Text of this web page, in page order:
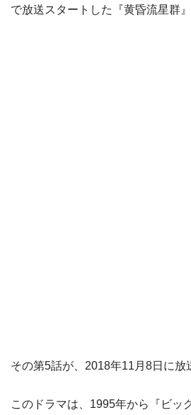
で放送スタートした『黄昏流星群』
その第5話が、2018年11月8日に放
このドラマは、1995年から『ビッ